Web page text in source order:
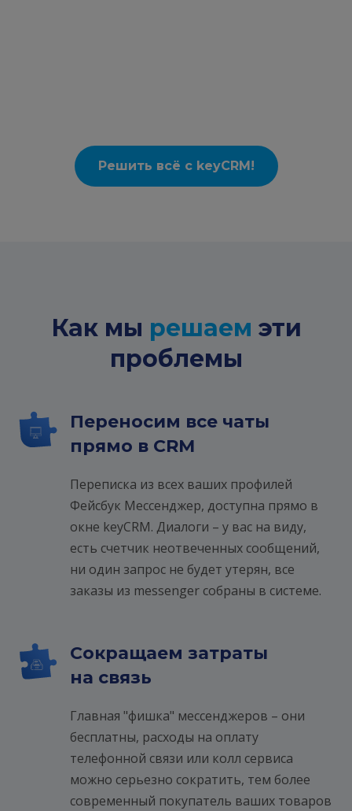
Решить всё с keyCRM!
Как мы решаем эти
проблемы
Переносим все чаты
прямо в CRM
Переписка из всех ваших профилей
Фейсбук Мессенджер, доступна прямо в
окне keyCRM. Диалоги – у вас на виду,
есть счетчик неотвеченных сообщений,
ни один запрос не будет утерян, все
заказы из messenger собраны в системе.
Сокращаем затраты
на связь
Главная "фишка" мессенджеров – они
бесплатны, расходы на оплату
телефонной связи или колл сервиса
можно серьезно сократить, тем более
современный покупатель ваших товаров